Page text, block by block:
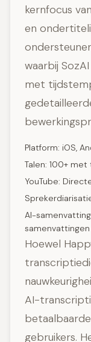
kernfocus
en
waarbij
met
Platform: iOS,
Talen: 100+
YouTube:
AI-
Hoewel
AI-
gebruikers.